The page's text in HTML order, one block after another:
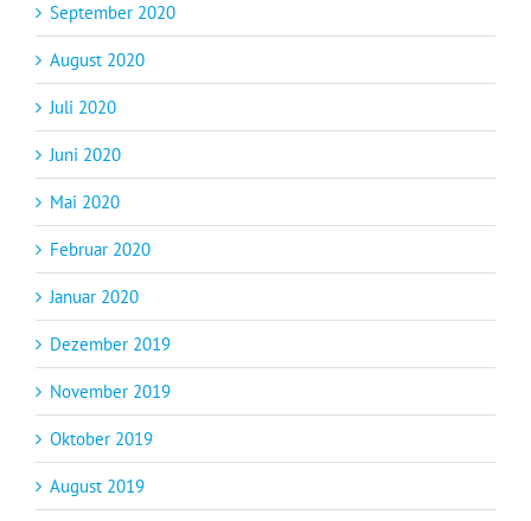
September 2020
August 2020
Juli 2020
Juni 2020
Mai 2020
Februar 2020
Januar 2020
Dezember 2019
November 2019
Oktober 2019
August 2019